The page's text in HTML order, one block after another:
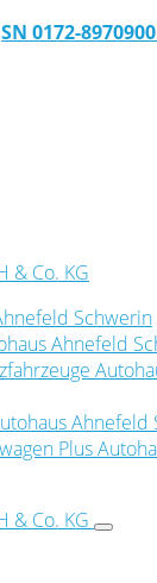
SN 0172-8970900